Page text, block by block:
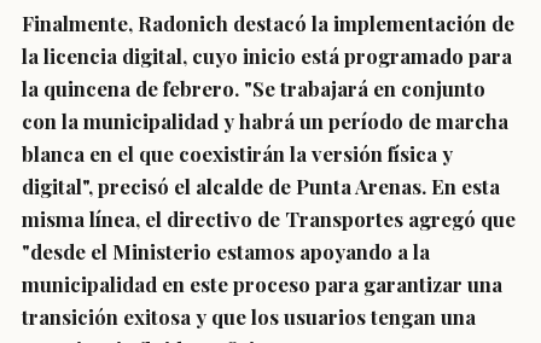
Finalmente, Radonich destacó la implementación de
la licencia digital, cuyo inicio está programado para
la quincena de febrero. "Se trabajará en conjunto
con la municipalidad y habrá un período de marcha
blanca en el que coexistirán la versión física y
digital", precisó el alcalde de Punta Arenas. En esta
misma línea, el directivo de Transportes agregó que
"desde el Ministerio estamos apoyando a la
municipalidad en este proceso para garantizar una
transición exitosa y que los usuarios tengan una